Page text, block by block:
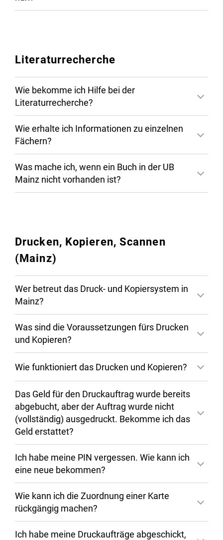
Bereichsbibliothek Mathematik,
Germersheim
Literaturrecherche
Wie bekomme ich Hilfe bei der
Literaturrecherche?
Wie erhalte ich Informationen zu einzelnen
Fächern?
Was mache ich, wenn ein Buch in der UB
Mainz nicht vorhanden ist?
Drucken, Kopieren, Scannen
(Mainz)
Wer betreut das Druck- und Kopiersystem in
Mainz?
Was sind die Voraussetzungen fürs Drucken
und Kopieren?
Wie funktioniert das Drucken und Kopieren?
Das Geld für den Druckauftrag wurde bereits
abgebucht, aber der Auftrag wurde nicht
(vollständig) ausgedruckt. Bekomme ich das
Geld erstattet?
Ich habe meine PIN vergessen. Wie kann ich
eine neue bekommen?
Wie kann ich die Zuordnung einer Karte
rückgängig machen?
Ich habe meine Druckaufträge abgeschickt,